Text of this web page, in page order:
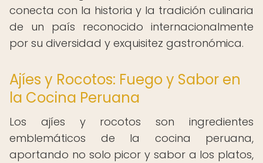
conecta con la historia y la tradición culinaria
de un país reconocido internacionalmente
por su diversidad y exquisitez gastronómica.
Ajíes y Rocotos: Fuego y Sabor en
la Cocina Peruana
Los ajíes y rocotos son ingredientes
emblemáticos de la cocina peruana,
aportando no solo picor y sabor a los platos,